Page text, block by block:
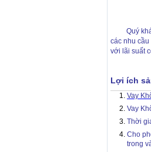
Quý
các nhu cầu
với lãi suất
Lợi ích
Vay
Vay
Thời
Cho
trong